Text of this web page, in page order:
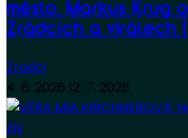
město. Markus Krug
Zrádcích a virálech |
Zradci
4. 6. 2026 12. 7. 2026